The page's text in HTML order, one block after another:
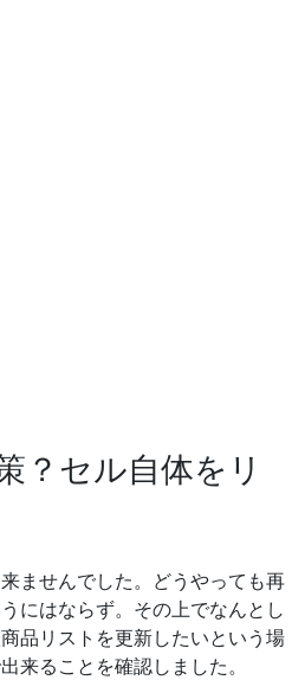
？セル自体をリ
ませんでした。どうやっても再
にはならず。その上でなんとし
品リストを更新したいという場
来ることを確認しました。